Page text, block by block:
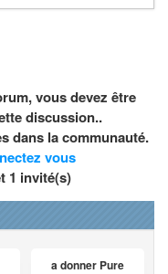
vous devez être
discussion..
dans la communauté.
vous
1 invité(s)
a donner Pure